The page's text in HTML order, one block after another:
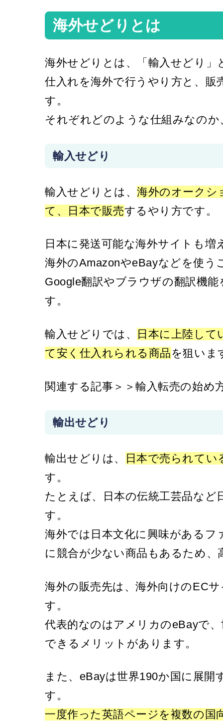
海外せどりとは
海外せどりとは、「輸入せどり
仕入れを海外で行うやり方と、
す。
それぞれどのような仕組みなの
輸入せどり
輸入せどりとは、海外のオークシ
て、日本で販売するやり方です。
日本に発送可能な海外サイトも
海外のAmazonやeBayなどを使
Google翻訳やブラウザの翻訳機
す。
輸入せどりでは、
日本に上陸して
て安く仕入れられる商品を狙いま
関連する記事 ＞＞輸入転売の始め
輸出せどり
輸出せどりは、
日本で売られてい
す。
たとえば、日本の伝統工芸品な
す。
海外では日本文化に興味がある
に競合が少ない商品もあるため
海外の販売先は、海外向けのEC
す。
代表的なのはアメリカのeBayで
できるメリットがあります。
また、eBayは世界190か国に展
す。
一度作った英語ページを複数の国